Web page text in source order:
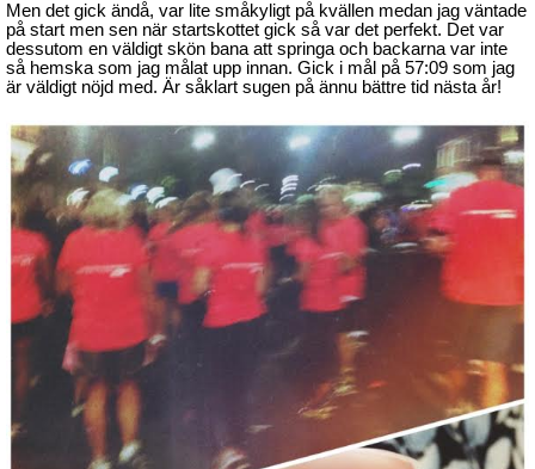
Men det gick ändå, var lite småkyligt på kvällen medan jag väntade
på start men sen när startskottet gick så var det perfekt. Det var
dessutom en väldigt skön bana att springa och backarna var inte
så hemska som jag målat upp innan. Gick i mål på 57:09 som jag
är väldigt nöjd med. Är såklart sugen på ännu bättre tid nästa år!